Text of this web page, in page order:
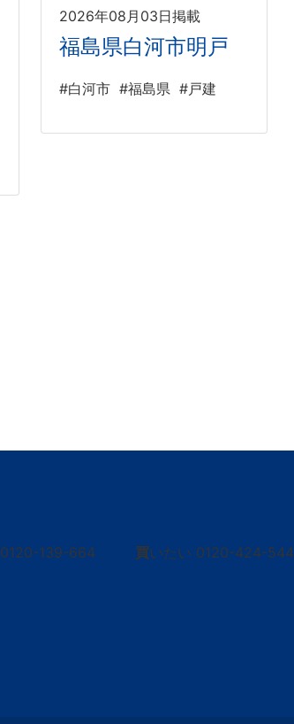
2026年08月03日掲載
福島県白河市明戸
#白河市 #福島県 #戸建
0120-139-664 買いたい 0120-424-544